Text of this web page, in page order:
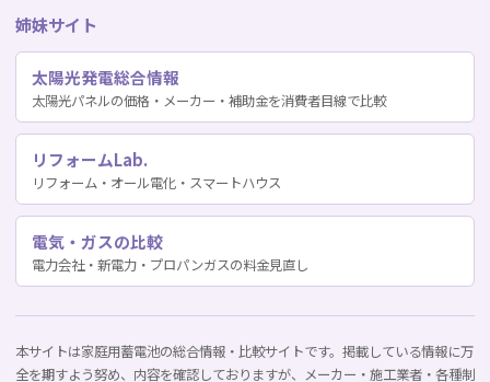
姉妹サイト
太陽光発電総合情報
太陽光パネルの価格・メーカー・補助金を消費者目線で比較
リフォームLab.
リフォーム・オール電化・スマートハウス
電気・ガスの比較
電力会社・新電力・プロパンガスの料金見直し
本サイトは家庭用蓄電池の総合情報・比較サイトです。掲載している情報に万
全を期すよう努め、内容を確認しておりますが、メーカー・施工業者・各種制